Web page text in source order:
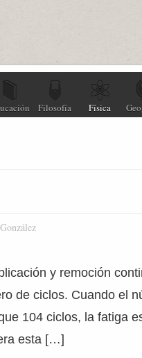
Filosofía Física
y remoción
de ciclos. Cuando el
104 ciclos, la fatiga
esta […]